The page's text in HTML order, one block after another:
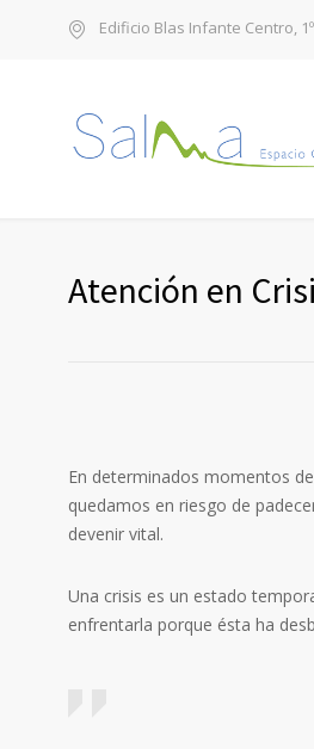
Edificio Blas Infante Centro,
Atención en
En determinados momentos
quedamos en riesgo de
devenir vital.
Una crisis es un estado
enfrentarla porque ésta ha